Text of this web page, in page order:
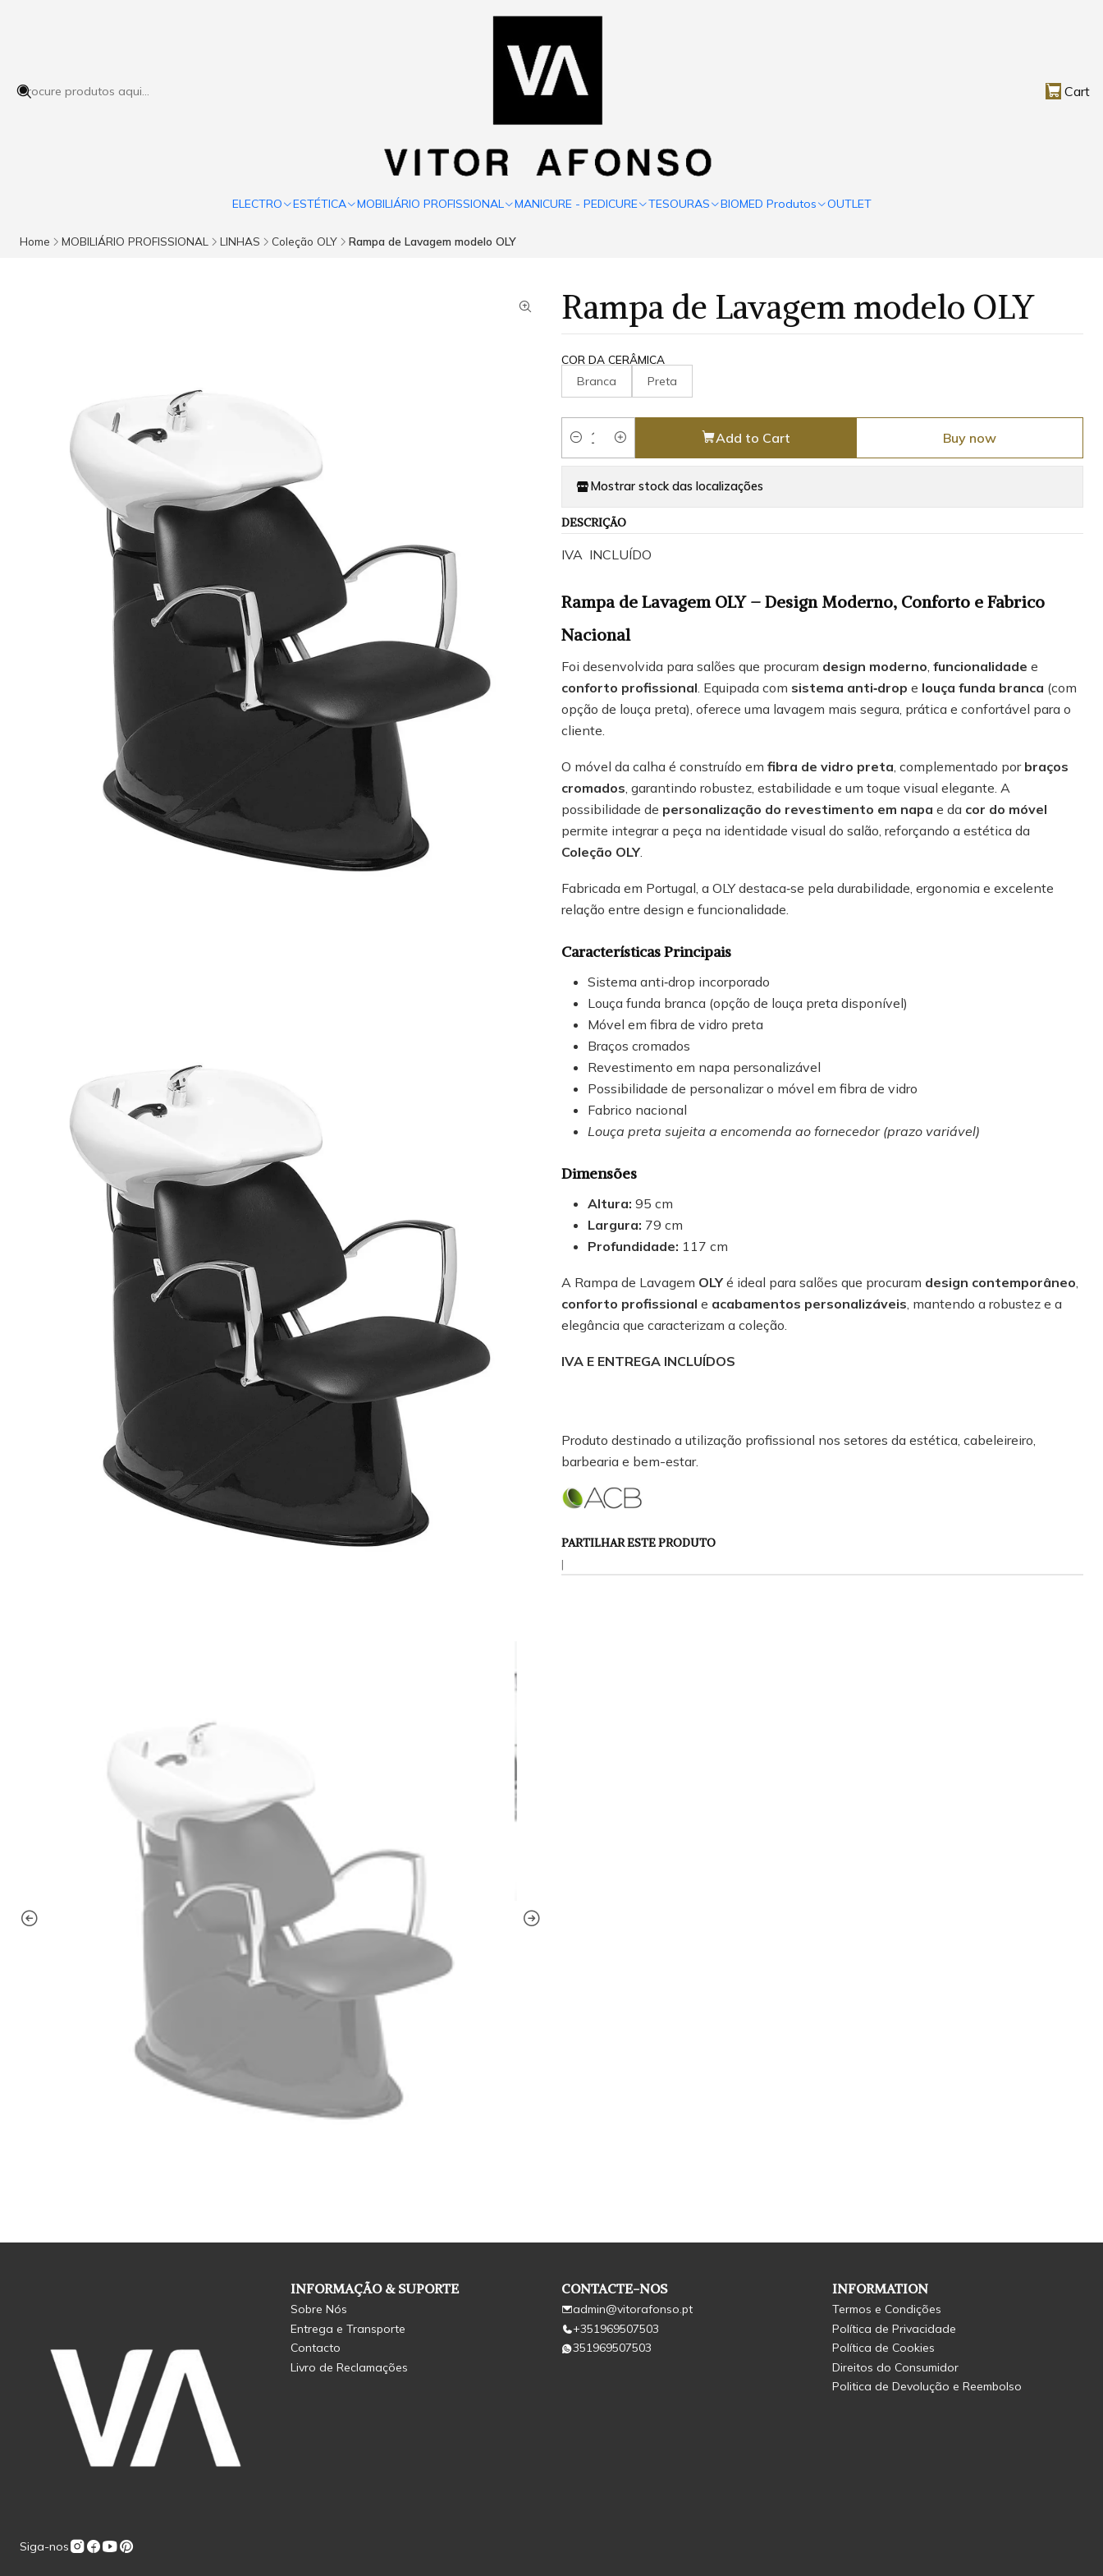
Cart
ELECTRO ESTÉTICA MOBILIÁRIO PROFISSIONAL MANICURE - PEDICURE TESOURAS BIOMED Produtos OUTLET
Home MOBILIÁRIO PROFISSIONAL LINHAS Coleção OLY Rampa de Lavagem modelo OLY
Rampa de Lavagem modelo OLY
COR DA CERÂMICA
Branca Preta
Quantity
Add to Cart Buy now
Mostrar stock das localizações
DESCRIÇÃO
IVA INCLUÍDO
Rampa de Lavagem OLY – Design Moderno, Conforto e Fabrico
Nacional
Foi desenvolvida para salões que procuram design moderno funcionalidade e
conforto profissional . Equipada com sistema anti‑drop e louça funda branca (com
opção de louça preta), oferece uma lavagem mais segura, prática e confortável para o
cliente.
O móvel da calha é construído em fibra de vidro preta , complementado por braços
cromados , garantindo robustez, estabilidade e um toque visual elegante. A
possibilidade de personalização do revestimento em napa e da cor do móvel
permite integrar a peça na identidade visual do salão, reforçando a estética da
Coleção OLY.
Fabricada em Portugal, a OLY destaca‑se pela durabilidade, ergonomia e excelente
relação entre design e funcionalidade.
Características Principais
Sistema anti‑drop incorporado
Louça funda branca (opção de louça preta disponível)
Móvel em fibra de vidro preta
Braços cromados
Revestimento em napa personalizável
Possibilidade de personalizar o móvel em fibra de vidro
Fabrico nacional
Louça preta sujeita a encomenda ao fornecedor (prazo variável)
Dimensões
Altura: 95 cm
Largura: 79 cm
Profundidade: 117 cm
A Rampa de Lavagem OLYé ideal para salões que procuram design contemporâneo
conforto profissional e acabamentos personalizáveis , mantendo a robustez e a
elegância que caracterizam a coleção.
IVA E ENTREGA INCLUÍDOS
Produto destinado a utilização profissional nos setores da estética, cabeleireiro,
barbearia e bem-estar.
PARTILHAR ESTE PRODUTO
|
Siga-nos
INFORMAÇÃO & SUPORTE
Sobre Nós
Entrega e Transporte
Contacto
Livro de Reclamações
CONTACTE-NOS
admin@vitorafonso.pt
+351969507503
351969507503
INFORMATION
Termos e Condições
Política de Privacidade
Política de Cookies
Direitos do Consumidor
Politica de Devolução e Reembolso